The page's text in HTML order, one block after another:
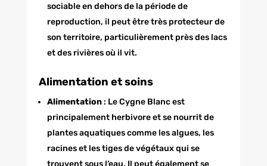
sociable en dehors de la période de
reproduction, il peut être très protecteur de
son territoire, particulièrement près des lacs
et des rivières où il vit.
Alimentation et soins
Alimentation: Le Cygne Blanc est
principalement herbivore et se nourrit de
plantes aquatiques comme les algues, les
racines et les tiges de végétaux qui se
trouvent sous l’eau. Il peut également se